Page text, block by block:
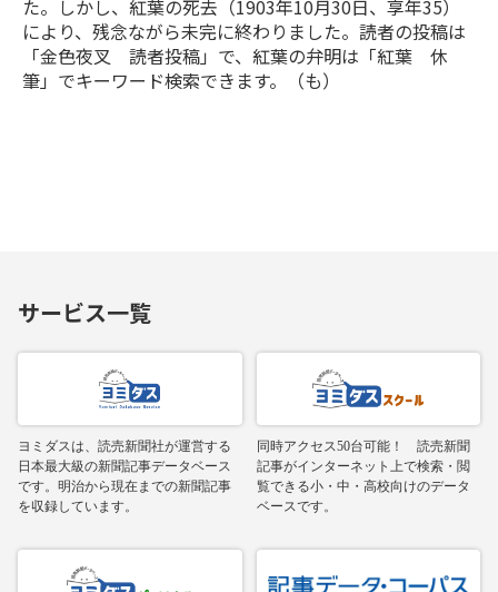
た。しかし、紅葉の死去（1903年10月30日、享年35）
により、残念ながら未完に終わりました。読者の投稿は
「金色夜叉 読者投稿」で、紅葉の弁明は「紅葉 休
筆」でキーワード検索できます。（も）
サービス一覧
ヨミダスは、読売新聞社が運営する
日本最大級の新聞記事データベース
です。明治から現在までの新聞記事
を収録しています。
同時アクセス50台可能！ 読売新聞
記事がインターネット上で検索・閲
覧できる小・中・高校向けのデータ
ベースです。